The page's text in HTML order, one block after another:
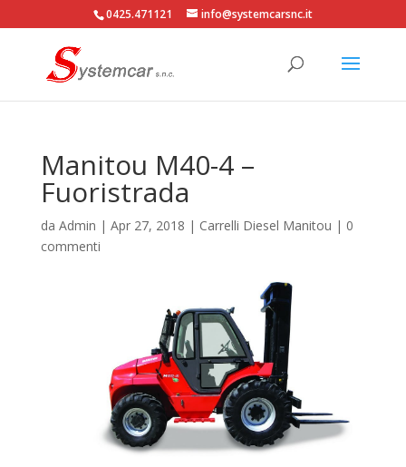
0425.471121 info@systemcarsnc.it
Manitou M40-4 –
Fuoristrada
da Admin | Apr 27, 2018 | Carrelli Diesel Manitou | 0
commenti